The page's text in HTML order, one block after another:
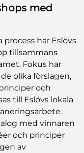
med
har Eslövs
tillsammans
Fokus har
olika förslagen,
och
till Eslövs lokala
med vinnaren
och principer
av